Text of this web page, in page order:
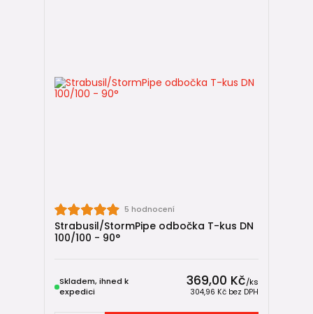
5 hodnocení
Strabusil/StormPipe odbočka T-kus DN
100/100 - 90°
369,00 Kč/ks
304,96 Kč bez DPH
Skladem, ihned k
expedici